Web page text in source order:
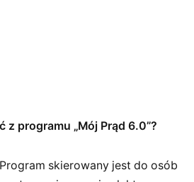
z programu „Mój Prąd 6.0”?
Program skierowany jest do osób